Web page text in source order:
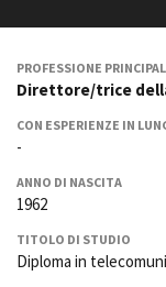
Chi siamo
Storia della
Contatti
Partner
Rete regionale
Amministrazione
trasparente
PROFESSIONE
Direttore/trice
CON ESPERIENZE IN
-
ANNO DI NASCITA
1962
TITOLO DI STUDIO
Diploma in